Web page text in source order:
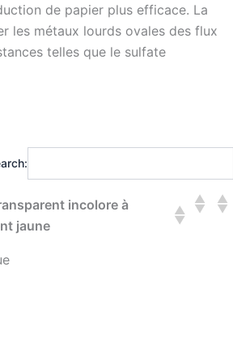
de papier plus efficace. La
les métaux lourds ovales des flux
telles que le sulfate
incolore à
jaune